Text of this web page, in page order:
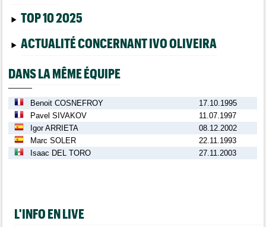
TOP 10 2025
ACTUALITÉ CONCERNANT IVO OLIVEIRA
DANS LA MÊME ÉQUIPE
Benoit COSNEFROY
17.10.1995
Pavel SIVAKOV
11.07.1997
Igor ARRIETA
08.12.2002
Marc SOLER
22.11.1993
Isaac DEL TORO
27.11.2003
L'INFO EN LIVE